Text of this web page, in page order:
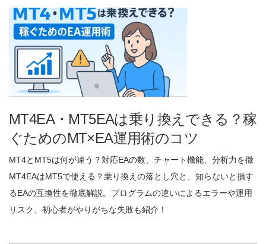
MT4EA・MT5EAは乗り換えできる？稼
ぐためのMT×EA運用術のコツ
MT4とMT5は何が違う？対応EAの数、チャート機能、分析力を徹
MT4EAはMT5で使える？乗り換えの落とし穴と、知らないと損す
るEAの互換性を徹底解説。プログラムの違いによるエラーや運用
リスク、初心者がやりがちな失敗も紹介！